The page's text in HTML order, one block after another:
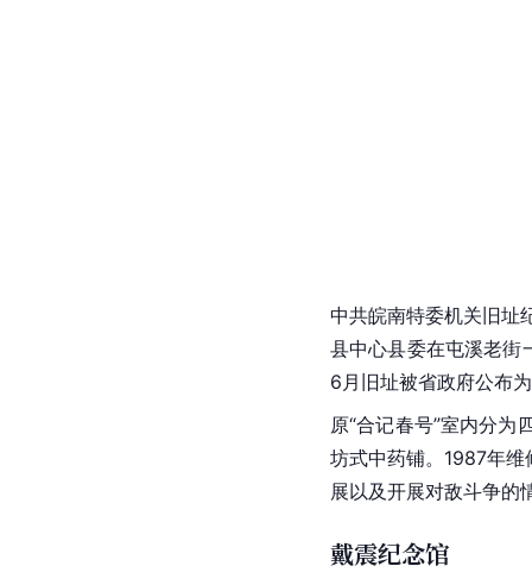
中共皖南特委机关旧址
县中心县委在屯溪老街
6月旧址被省政府公布
原“合记春号”室内分为
坊式中药铺。1987年
展以及开展对敌斗争的
戴震纪念馆